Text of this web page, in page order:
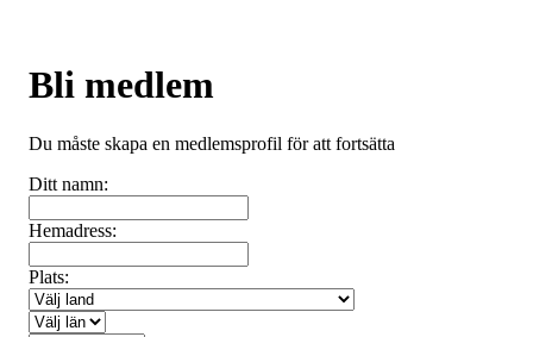
Bli medlem
Du måste skapa en medlemsprofil för att fortsätta
Ditt namn:
Hemadress:
Plats: